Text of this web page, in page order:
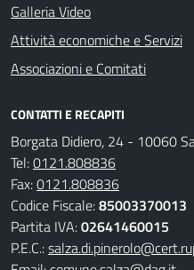
Galleria Video
Attività economiche e Servizi
Associazioni e Comitati
CONTATTI E RECAPITI
Borgata Didiero, 24 - 10060
Tel:0121.808836
Fax:0121.808836
Codice Fiscale:85003370013
Partita IVA:02641460015
P.E.C.: